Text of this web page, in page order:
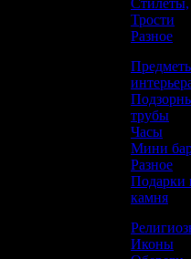
Стилеты,
Трости
Разное
трубы
Часы
Мини
Разное
Подарки
камня
Иконы